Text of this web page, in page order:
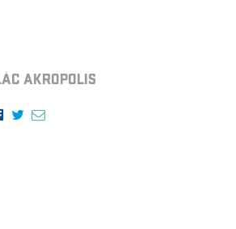
AKROPOLIS